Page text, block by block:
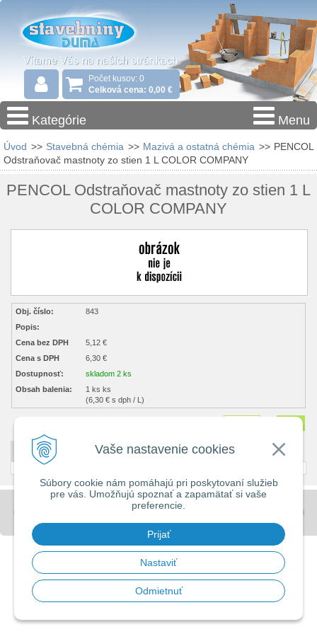
Vaše nastavenie cookies
Súbory cookie nám pomáhajú pri poskytovaní služieb
pre vás. Umožňujú spoznať a zapamätať si vaše
preferencie.
Prijať
Nastaviť
Odmietnuť
Počet kusov: 0
Celková cena: 0,00 €
Kategórie Menu
Úvod >> Stavebná chémia >> Mazivá a ostatná chémia >> PENCOL
Odstraňovač mastnoty zo stien 1 L COLOR COMPANY
PENCOL Odstraňovač mastnoty zo stien 1 L
COLOR COMPANY
Obj. číslo:
843
Popis:
Cena bez DPH
5,12 €
Cena s DPH
6,30 €
Dostupnosť:
skladom 2 ks
Obsah balenia:
1 ks ks
(6,30 € s dph / L)
DETAILNÝ POPIS
© 2026 Stavebniny - DUMA • tvorba eshopu cez UNIobchod
spoločnosti
WEBYGROUP